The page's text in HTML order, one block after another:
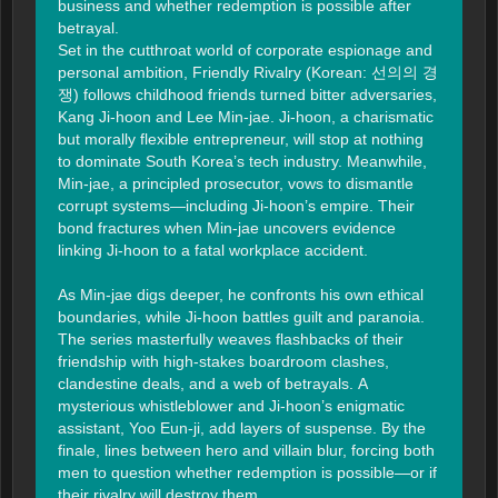
business and whether redemption is possible after
betrayal.
Set in the cutthroat world of corporate espionage and
personal ambition, Friendly Rivalry (Korean: 선의의 경
쟁) follows childhood friends turned bitter adversaries,
Kang Ji-hoon and Lee Min-jae. Ji-hoon, a charismatic
but morally flexible entrepreneur, will stop at nothing
to dominate South Korea’s tech industry. Meanwhile,
Min-jae, a principled prosecutor, vows to dismantle
corrupt systems—including Ji-hoon’s empire. Their
bond fractures when Min-jae uncovers evidence
linking Ji-hoon to a fatal workplace accident.
As Min-jae digs deeper, he confronts his own ethical
boundaries, while Ji-hoon battles guilt and paranoia.
The series masterfully weaves flashbacks of their
friendship with high-stakes boardroom clashes,
clandestine deals, and a web of betrayals. A
mysterious whistleblower and Ji-hoon’s enigmatic
assistant, Yoo Eun-ji, add layers of suspense. By the
finale, lines between hero and villain blur, forcing both
men to question whether redemption is possible—or if